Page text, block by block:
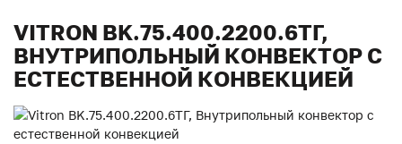
VITRON BK.75.400.2200.6ТГ,
ВНУТРИПОЛЬНЫЙ КОНВЕКТОР С
ЕСТЕСТВЕННОЙ КОНВЕКЦИЕЙ